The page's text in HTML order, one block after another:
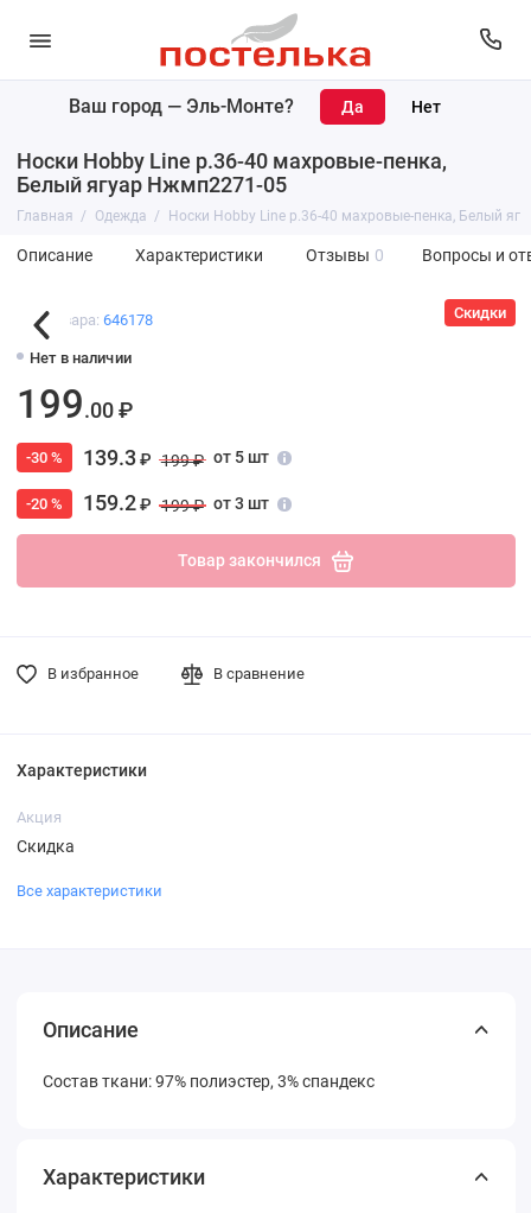
Ваш город — Эль-Монте?
Носки Hobby Line р.36-40 махровые-пенка,
Белый ягуар Нжмп2271-05
Главная Одежда Носки Hobby Line р.36-40 махровые-пенка, Белый
Описание Характеристики Отзывы 0 Вопросы и
Скидки
Код товара: 646178
Нет в наличии
199.00 ₽
-30 % 139.3₽ 199 ₽ от 5 шт
-20 % 159.2₽ 199 ₽ от 3 шт
Товар закончился
В избранное В сравнение
Характеристики
Акция
Скидка
Все характеристики
Описание
Состав ткани: 97% полиэстер, 3% спандекс
Характеристики